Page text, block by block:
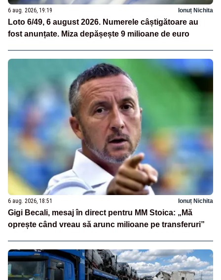
6 aug. 2026, 19:19 Ionuț Nichita
Loto 6/49, 6 august 2026. Numerele câștigătoare au
fost anunțate. Miza depășește 9 milioane de euro
6 aug. 2026, 18:51 Ionuț Nichita
Gigi Becali, mesaj în direct pentru MM Stoica: „Mă
oprește când vreau să arunc milioane pe transferuri”